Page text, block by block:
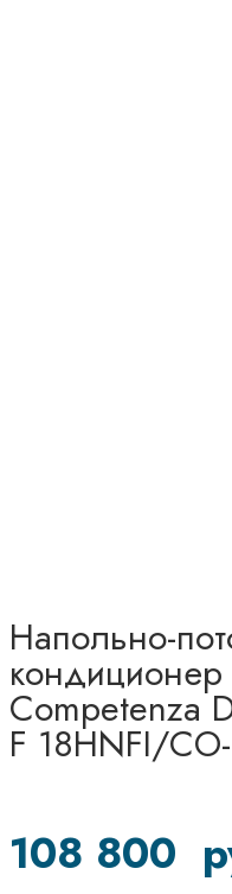
Напольно-
кондиционер
Competenza
F 18HNFI/
108 800